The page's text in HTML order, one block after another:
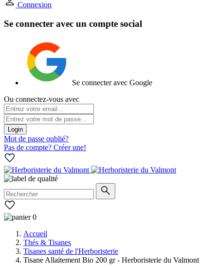
Connexion
Se connecter avec un compte social
Se connecter avec Google
Ou connectez-vous avec
Login
Mot de passe oublié?
Pas de compte? Créer une!
0
Accueil
Thés & Tisanes
Tisanes santé de l'Herboristerie
Tisane Allaitement Bio 200 gr - Herboristerie du Valmont